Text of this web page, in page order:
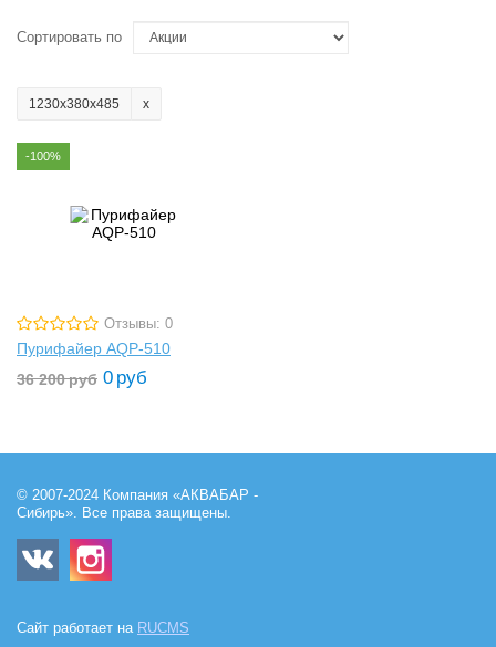
Сортировать по
1230х380х485
-100%
Отзывы: 0
Пурифайер AQP-510
36 200руб 0 руб
© 2007-2024 Компания «АКВАБАР -
Сибирь». Все права защищены.
Сайт работает на RUCMS